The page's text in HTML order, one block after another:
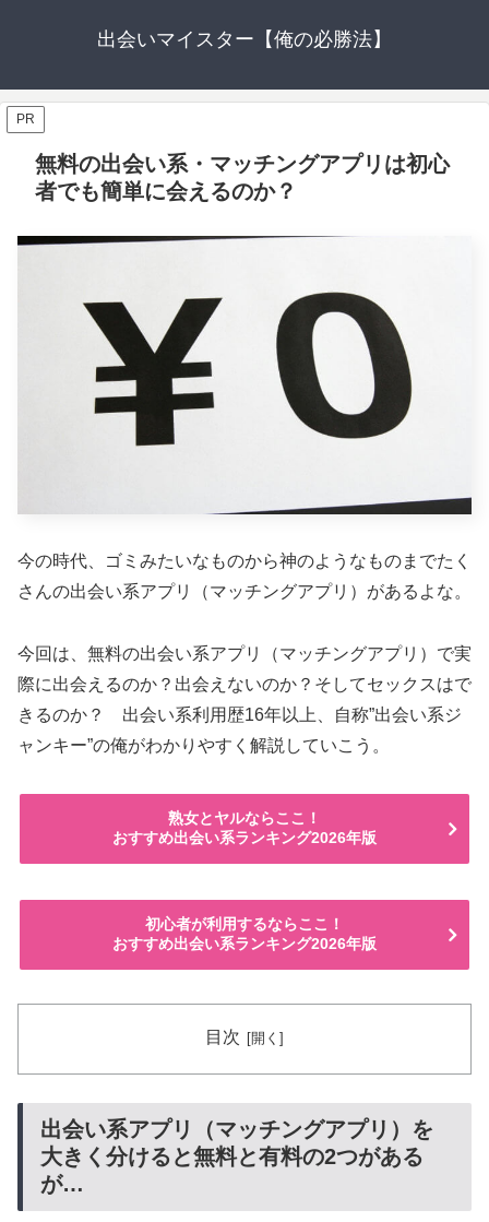
出会いマイスター【俺の必勝法】
PR
無料の出会い系・マッチングアプリは初心
者でも簡単に会えるのか？
今の時代、ゴミみたいなものから神のようなものまでたく
さんの出会い系アプリ（マッチングアプリ）があるよな。
今回は、無料の出会い系アプリ（マッチングアプリ）で実
際に出会えるのか？出会えないのか？そしてセックスはで
きるのか？ 出会い系利用歴16年以上、自称”出会い系ジ
ャンキー”の俺がわかりやすく解説していこう。
熟女とヤルならここ！
おすすめ出会い系ランキング2026年版
初心者が利用するならここ！
おすすめ出会い系ランキング2026年版
目次
出会い系アプリ（マッチングアプリ）を
大きく分けると無料と有料の2つがある
が…